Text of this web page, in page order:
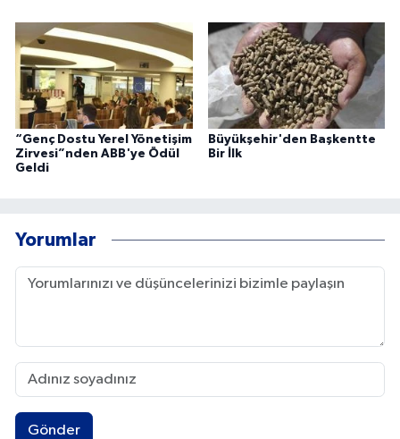
“Genç Dostu Yerel Yönetişim
Zirvesi”nden ABB'ye Ödül
Geldi
Büyükşehir'den Başkentte
Bir İlk
Yorumlar
Gönder